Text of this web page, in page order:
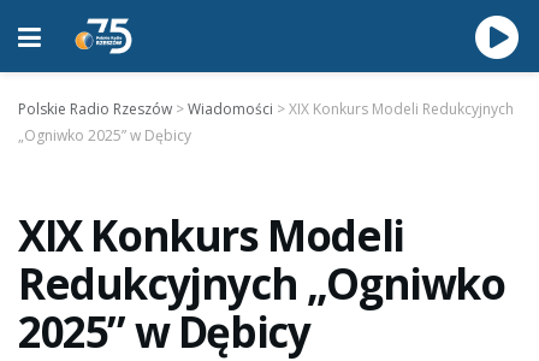
Polskie Radio Rzeszów >Wiadomości >XIX Konkurs Modeli Redukcyjnych
„Ogniwko 2025” w Dębicy
XIX Konkurs Modeli
Redukcyjnych „Ogniwko
2025” w Dębicy